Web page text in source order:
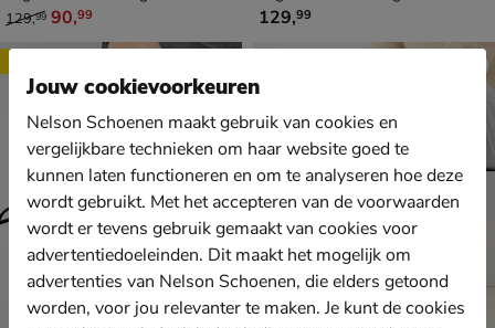
van € 129,99 voor € 90,99
129,99 90,99 € 129,99
129,99
Jouw cookievoorkeuren
Nelson Schoenen maakt gebruik van cookies en
vergelijkbare technieken om haar website goed te
kunnen laten functioneren en om te analyseren hoe deze
wordt gebruikt. Met het accepteren van de voorwaarden
wordt er tevens gebruik gemaakt van cookies voor
advertentiedoeleinden. Dit maakt het mogelijk om
advertenties van Nelson Schoenen, die elders getoond
worden, voor jou relevanter te maken. Je kunt de cookies